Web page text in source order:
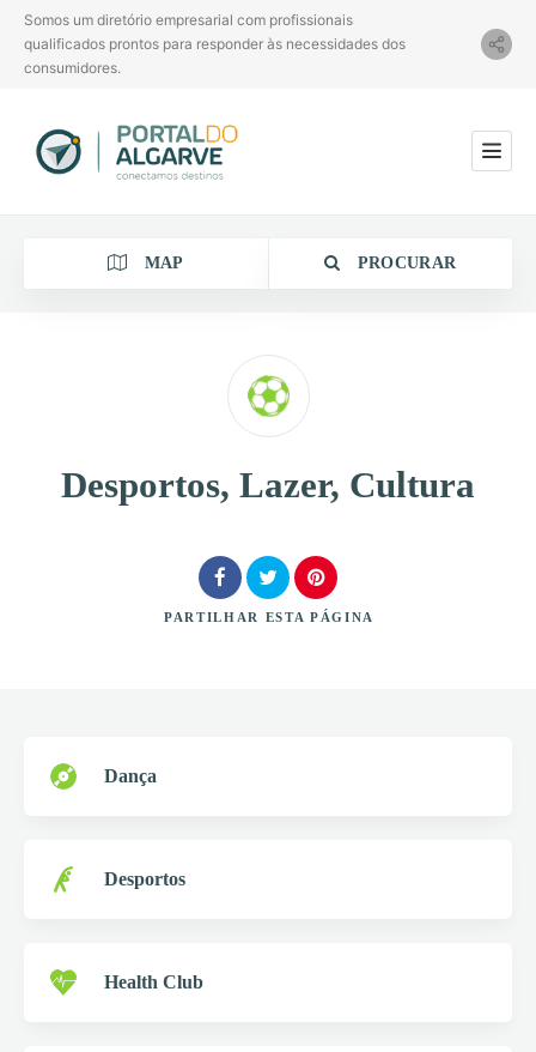
Somos um diretório empresarial com profissionais
qualificados prontos para responder às necessidades dos
consumidores.
MAP PROCURAR
Localização
Desportos, Lazer, Cultura
PARTILHAR ESTA PÁGINA
Dança
Desportos
Health Club